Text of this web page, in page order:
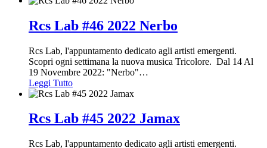
Rcs Lab #46 2022 Nerbo
Rcs Lab, l'appuntamento dedicato agli artisti emergenti.
Scopri ogni settimana la nuova musica Tricolore. Dal 14 Al
19 Novembre 2022: "Nerbo"…
Leggi Tutto
Rcs Lab #45 2022 Jamax
Rcs Lab, l'appuntamento dedicato agli artisti emergenti.